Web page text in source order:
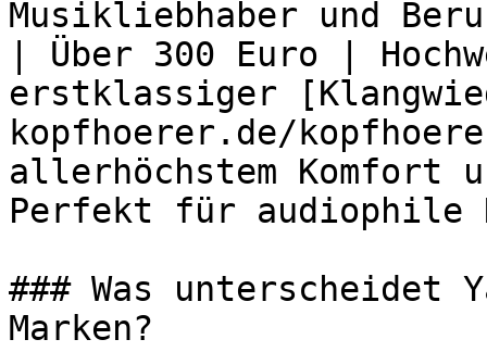
Musikliebhaber und
| Über 300 Euro |
erstklassiger
kopfhoerer.de/
allerhöchstem Komfort
Perfekt für
### Was unterscheidet
Marken?